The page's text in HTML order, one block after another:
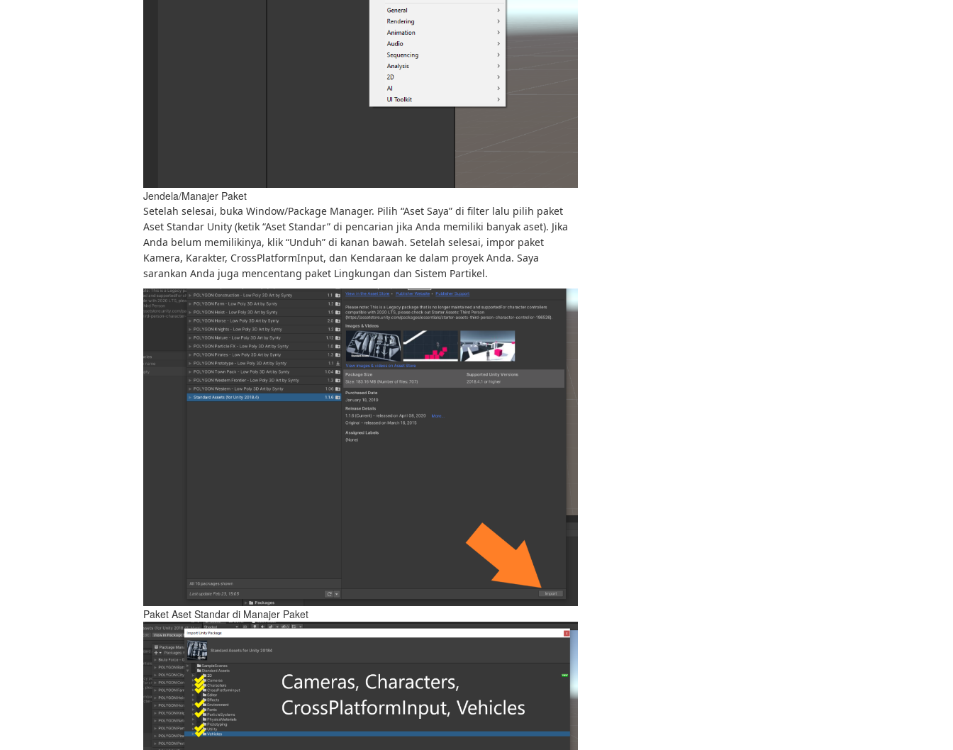
Jendela/Manajer Paket
Setelah selesai, buka Window/Package Manager. Pilih “Aset Saya” di filter lalu pilih paket
Aset Standar Unity (ketik “Aset Standar” di pencarian jika Anda memiliki banyak aset). Jika
Anda belum memilikinya, klik “Unduh” di kanan bawah. Setelah selesai, impor paket
Kamera, Karakter, CrossPlatformInput, dan Kendaraan ke dalam proyek Anda. Saya
sarankan Anda juga mencentang paket Lingkungan dan Sistem Partikel.
Paket Aset Standar di Manajer Paket